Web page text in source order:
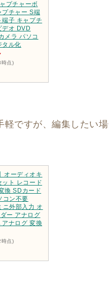
プチャーボ
プチャー S端
子 キャプチ
デオ DVD
メラ パソコ
タル化
点)
ですが、編集したい
オーディオキ
ット レコード
換 SDカード
コン不要
ニ外部入力 オ
ー アナログ
アナログ 変換
点)